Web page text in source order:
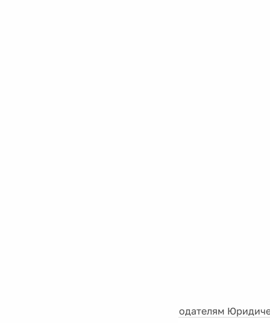
Рекламодателям